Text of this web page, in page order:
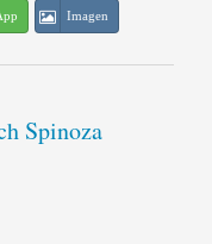
Imagen
Spinoza